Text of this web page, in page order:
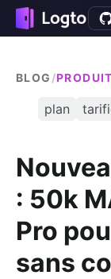
BLOG /PRODUIT
plan
: 50k
Pro
sans